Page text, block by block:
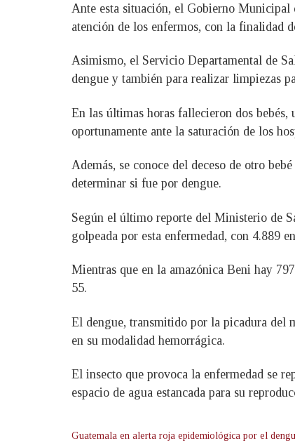
Ante esta situación, el Gobierno Municipal
atención de los enfermos, con la finalidad
Asimismo, el Servicio Departamental de
dengue y también para realizar limpiezas
En las últimas horas fallecieron dos bebés,
oportunamente ante la saturación de los
Además, se conoce del deceso de otro
determinar si fue por dengue.
Según el último reporte del Ministerio de
golpeada por esta enfermedad, con 4.889
Mientras que en la amazónica Beni hay
55.
El dengue, transmitido por la picadura del
en su modalidad hemorrágica.
El insecto que provoca la enfermedad se
espacio de agua estancada para su
Guatemala en alerta roja epidemiológica por el